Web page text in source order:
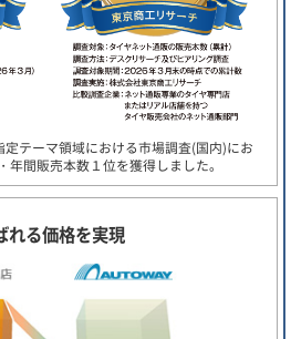
テーマ領域における市場調査(国内)にお
間販売本数１位を獲得しました。
れる価格を実現